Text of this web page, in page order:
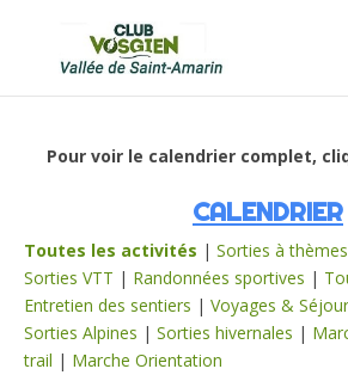
Pour voir le calendrier complet,
CALENDRIER
Toutes les activités | Sorties à thèmes
Sorties VTT | Randonnées sportives |
Entretien des sentiers | Voyages &
Sorties Alpines | Sorties hivernales |
trail | Marche Orientation